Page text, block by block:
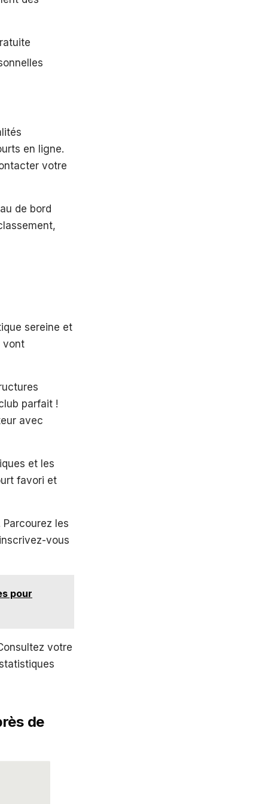
en ligne.
votre
de bord
sereine et
vont
parfait !
avec
et les
favori et
les
vous
pour
votre
de